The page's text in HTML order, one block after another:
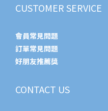
CUSTOMER SERVICE
會員常見問題
訂單常見問題
好朋友推薦獎
CONTACT US